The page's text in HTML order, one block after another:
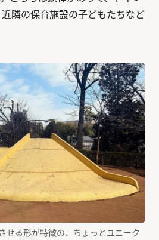
隣の保育施設の子どもたちなど
せる形が特徴の、ちょっとユニーク